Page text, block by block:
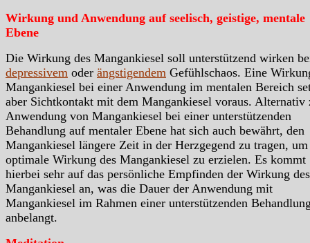
Wirkung und Anwendung auf seelisch, geistige, mentale
Ebene
Die Wirkung des Mangankiesel soll unterstützend wirken
depressivem oder ängstigendem Gefühlschaos. Eine
Mangankiesel bei einer Anwendung im mentalen Bereich
aber Sichtkontakt mit dem Mangankiesel voraus. Alternativ
Anwendung von Mangankiesel bei einer unterstützenden
Behandlung auf mentaler Ebene hat sich auch bewährt, den
Mangankiesel längere Zeit in der Herzgegend zu tragen,
optimale Wirkung des Mangankiesel zu erzielen. Es kommt
hierbei sehr auf das persönliche Empfinden der Wirkung des
Mangankiesel an, was die Dauer der Anwendung mit
Mangankiesel im Rahmen einer unterstützenden
anbelangt.